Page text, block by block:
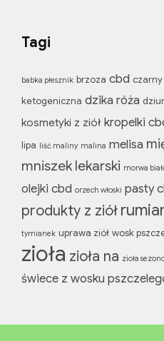
Tagi
babka płesznik brzoza cbd czarny
ketogeniczna dzika róża
kosmetyki z ziół kropelki
lipa liść maliny malina melisa
mniszek lekarski morwa
olejki cbd orzech włoski pasty
produkty z ziół
tymianek uprawa ziół wosk
zioła zioła na zioła
świece z wosku